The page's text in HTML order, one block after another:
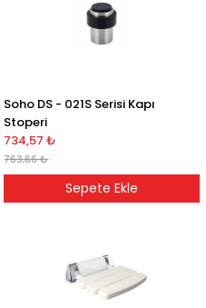
Soho DS - 021S Serisi Kapı
Stoperi
734,57 ₺
763,66 ₺
Sepete Ekle